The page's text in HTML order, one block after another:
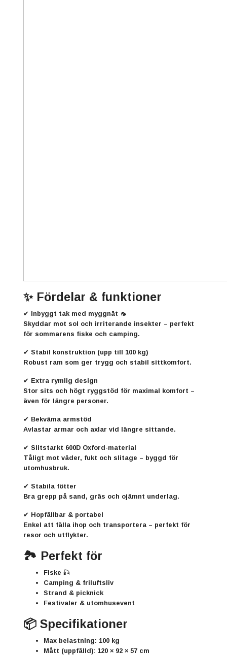
✨ Fördelar & funktioner
✔ Inbyggt tak med myggnät 🦟
Skyddar mot sol och irriterande insekter – perfekt
för sommarens fiske och camping.
✔ Stabil konstruktion (upp till 100 kg)
Robust ram som ger trygg och stabil sittkomfort.
✔ Extra rymlig design
Stor sits och högt ryggstöd för maximal komfort –
även för längre personer.
✔ Bekväma armstöd
Avlastar armar och axlar vid längre sittande.
✔ Slitstarkt 600D Oxford-material
Tåligt mot väder, fukt och slitage – byggd för
utomhusbruk.
✔ Stabila fötter
Bra grepp på sand, gräs och ojämnt underlag.
✔ Hopfällbar & portabel
Enkel att fälla ihop och transportera – perfekt för
resor och utflykter.
🏞️ Perfekt för
Fiske 🎣
Camping & friluftsliv
Strand & picknick
Festivaler & utomhusevent
📦 Specifikationer
Max belastning: 100 kg
Mått (uppfälld): 120 × 92 × 57 cm